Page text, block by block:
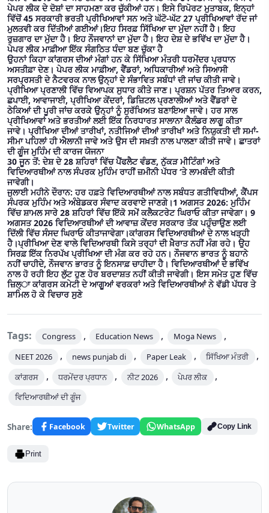
ਪੇਪਰ ਲੀਕ ਦੇ ਦੋਸ਼ਾਂ ਦਾ ਸਾਹਮਣਾ ਕਰ ਚੁੱਕੀਆਂ ਹਨ। ਇਸੇ ਰਿਪੋਰਟ ਮੁਤਾਬਕ, ਇਨ੍ਹਾਂ
ਵਿੱਚੋਂ 45 ਸਰਕਾਰੀ ਭਰਤੀ ਪ੍ਰੀਖਿਆਵਾਂ ਸਨ ਅਤੇ ਘੱਟੋ-ਘੱਟ 27 ਪ੍ਰੀਖਿਆਵਾਂ ਰੱਦ ਜਾਂ
ਮੁਲਤਵੀ ਕਰ ਦਿੱਤੀਆਂ ਗਈਆਂ।ਇਹ ਸਿਰਫ਼ ਸਿੱਖਿਆ ਦਾ ਮੁੱਦਾ ਨਹੀਂ ਹੈ। ਇਹ
ਰੁਜ਼ਗਾਰ ਦਾ ਮੁੱਦਾ ਹੈ। ਇਹ ਨੌਜਵਾਨਾਂ ਦਾ ਮੁੱਦਾ ਹੈ। ਇਹ ਦੇਸ਼ ਦੇ ਭਵਿੱਖ ਦਾ ਮੁੱਦਾ ਹੈ।
ਪੇਪਰ ਲੀਕ ਮਾਫ਼ੀਆ ਇੱਕ ਸੰਗਠਿਤ ਧੰਦਾ ਬਣ ਚੁੱਕਾ ਹੈ
ਉਹਨਾਂ ਕਿਹਾ ਕਾਂਗਰਸ ਦੀਆਂ ਮੰਗਾਂ ਹਨ ਕੇ ਸਿੱਖਿਆ ਮੰਤਰੀ ਧਰਮੇਂਦਰ ਪ੍ਰਧਾਨ
ਅਸਤੀਫ਼ਾ ਦੇਣ। ਪੇਪਰ ਲੀਕ ਮਾਫ਼ੀਆ, ਵੈਂਡਰਾਂ, ਅਧਿਕਾਰੀਆਂ ਅਤੇ ਸਿਆਸੀ
ਸਰਪ੍ਰਸਤੀ ਦੇ ਨੈਟਵਰਕ ਨਾਲ ਉਨ੍ਹਾਂ ਦੇ ਸੰਭਾਵਿਤ ਸਬੰਧਾਂ ਦੀ ਜਾਂਚ ਕੀਤੀ ਜਾਵੇ।
ਪ੍ਰੀਖਿਆ ਪ੍ਰਣਾਲੀ ਵਿੱਚ ਵਿਆਪਕ ਸੁਧਾਰ ਕੀਤੇ ਜਾਣ। ਪ੍ਰਸ਼ਨ ਪੱਤਰ ਤਿਆਰ ਕਰਨ,
ਛਪਾਈ, ਆਵਾਜਾਈ, ਪ੍ਰੀਖਿਆ ਕੇਂਦਰਾਂ, ਡਿਜ਼ਿਟਲ ਪ੍ਰਣਾਲੀਆਂ ਅਤੇ ਵੈਂਡਰਾਂ ਦੇ
ਠੇਕਿਆਂ ਦੀ ਪੂਰੀ ਜਾਂਚ ਕਰਕੇ ਉਨ੍ਹਾਂ ਨੂੰ ਸੁਰੱਖਿਅਤ ਬਣਾਇਆ ਜਾਵੇ। ਹਰ ਸਾਲ
ਪ੍ਰੀਖਿਆਵਾਂ ਅਤੇ ਭਰਤੀਆਂ ਲਈ ਇੱਕ ਨਿਰਧਾਰਤ ਸਾਲਾਨਾ ਕੈਲੰਡਰ ਲਾਗੂ ਕੀਤਾ
ਜਾਵੇ। ਪ੍ਰੀਖਿਆ ਦੀਆਂ ਤਾਰੀਖਾਂ, ਨਤੀਜਿਆਂ ਦੀਆਂ ਤਾਰੀਖਾਂ ਅਤੇ ਨਿਯੁਕਤੀ ਦੀ ਸਮਾਂ-
ਸੀਮਾ ਪਹਿਲਾਂ ਹੀ ਐਲਾਨੀ ਜਾਵੇ ਅਤੇ ਉਸ ਦੀ ਸਖ਼ਤੀ ਨਾਲ ਪਾਲਣਾ ਕੀਤੀ ਜਾਵੇ। ਛਾਤਰਾਂ
ਦੀ ਗੂੰਜ ਮੁਹਿੰਮ ਦੀ ਕਾਰਜ ਯੋਜਨਾ
30 ਜੂਨ ਤੋਂ: ਦੇਸ਼ ਦੇ 28 ਸ਼ਹਿਰਾਂ ਵਿੱਚ ਪੈਂਫਲੈਟ ਵੰਡਣ, ਨੁੱਕੜ ਮੀਟਿੰਗਾਂ ਅਤੇ
ਵਿਦਿਆਰਥੀਆਂ ਨਾਲ ਸੰਪਰਕ ਮੁਹਿੰਮ ਰਾਹੀਂ ਜ਼ਮੀਨੀ ਪੱਧਰ ‘ਤੇ ਲਾਮਬੰਦੀ ਕੀਤੀ
ਜਾਵੇਗੀ।
ਜੁਲਾਈ ਮਹੀਨੇ ਦੌਰਾਨ: ਹਰ ਹਫ਼ਤੇ ਵਿਦਿਆਰਥੀਆਂ ਨਾਲ ਸਬੰਧਤ ਗਤੀਵਿਧੀਆਂ, ਕੈਂਪਸ
ਸੰਪਰਕ ਮੁਹਿੰਮ ਅਤੇ ਅੰਬੇਡਕਰ ਸੰਵਾਦ ਕਰਵਾਏ ਜਾਣਗੇ।1 ਅਗਸਤ 2026: ਮੁਹਿੰਮ
ਵਿੱਚ ਸ਼ਾਮਲ ਸਾਰੇ 28 ਸ਼ਹਿਰਾਂ ਵਿੱਚ ਇੱਕੋ ਸਮੇਂ ਕਲੈਕਟਰੇਟ ਘਿਰਾਓ ਕੀਤਾ ਜਾਵੇਗਾ। 9
ਅਗਸਤ 2026 ਵਿਦਿਆਰਥੀਆਂ ਦੀ ਆਵਾਜ਼ ਕੇਂਦਰ ਸਰਕਾਰ ਤੱਕ ਪਹੁੰਚਾਉਣ ਲਈ
ਦਿੱਲੀ ਵਿੱਚ ਸੰਸਦ ਘਿਰਾਓ ਕੀਤਾਜਾਵੇਗਾ।ਕਾਂਗਰਸ ਵਿਦਿਆਰਥੀਆਂ ਦੇ ਨਾਲ ਖੜ੍ਹੀ
ਹੈ।ਪ੍ਰੀਖਿਆ ਦੇਣ ਵਾਲੇ ਵਿਦਿਆਰਥੀ ਕਿਸੇ ਤਰ੍ਹਾਂ ਦੀ ਖ਼ੈਰਾਤ ਨਹੀਂ ਮੰਗ ਰਹੇ। ਉਹ
ਸਿਰਫ਼ ਇੱਕ ਨਿਰਪੱਖ ਪ੍ਰੀਖਿਆ ਦੀ ਮੰਗ ਕਰ ਰਹੇ ਹਨ। ਨੌਜਵਾਨ ਭਾਰਤ ਨੂੰ ਬਹਾਨੇ
ਨਹੀਂ ਚਾਹੀਦੇ, ਨੌਜਵਾਨ ਭਾਰਤ ਨੂੰ ਇਨਸਾਫ਼ ਚਾਹੀਦਾ ਹੈ। ਵਿਦਿਆਰਥੀਆਂ ਦੇ ਭਵਿੱਖ
ਨਾਲ ਹੋ ਰਹੀ ਇਹ ਲੁੱਟ ਹੁਣ ਹੋਰ ਬਰਦਾਸ਼ਤ ਨਹੀਂ ਕੀਤੀ ਜਾਵੇਗੀ। ਇਸ ਸਮੇਤ ਹੁਣ ਵਿੱਚ
ਜ਼ਿਲ੍ਾ ਕਾਂਗਰਸ ਕਮੇਟੀ ਦੇ ਆਗੂਆਂ ਵਰਕਰਾਂ ਅਤੇ ਵਿਦਿਆਰਥੀਆਂ ਨੇ ਵੱਡੀ ਪੱਧਰ ਤੇ
ਸ਼ਾਮਿਲ ਹੋ ਕੇ ਵਿਚਾਰ ਸੁਣੇ
Tags: Congress , Education News , Moga News ,
NEET 2026 , news punjab di , Paper Leak , ਸਿੱਖਿਆ ਮੰਤਰੀ ,
ਕਾਂਗਰਸ , ਧਰਮੇਂਦਰ ਪ੍ਰਧਾਨ , ਨੀਟ 2026 , ਪੇਪਰ ਲੀਕ ,
ਵਿਦਿਆਰਥੀਆਂ ਦੀ ਗੂੰਜ
Share: Facebook Twitter WhatsApp Copy Link
Print